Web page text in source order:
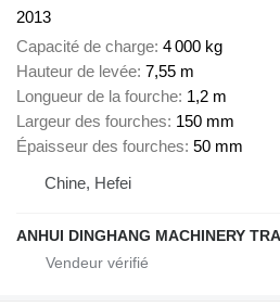
2013
Capacité de charge 4 000 kg
Hauteur de levée 7,55 m
Longueur de la fourche 1,2 m
Largeur des fourches 150 mm
Épaisseur des fourches 50 mm
Chine, Hefei
ANHUI DINGHANG MACHINERY